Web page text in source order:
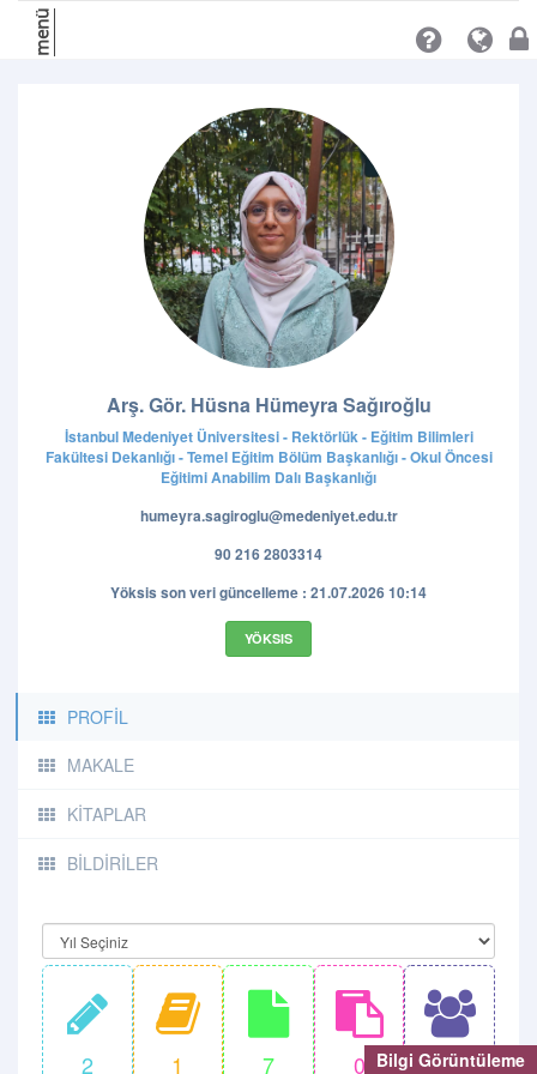
Bilgi Görüntüleme
menü
Arş. Gör. Hüsna Hümeyra Sağıroğlu
İstanbul Medeniyet Üniversitesi - Rektörlük - Eğitim Bilimleri
Fakültesi Dekanlığı - Temel Eğitim Bölüm Başkanlığı - Okul Öncesi
Eğitimi Anabilim Dalı Başkanlığı
humeyra.sagiroglu@medeniyet.edu.tr
90 216 2803314
Yöksis son veri güncelleme : 21.07.2026 10:14
YÖKSIS
PROFİL
MAKALE
KİTAPLAR
BİLDİRİLER
2 1 7 0 0